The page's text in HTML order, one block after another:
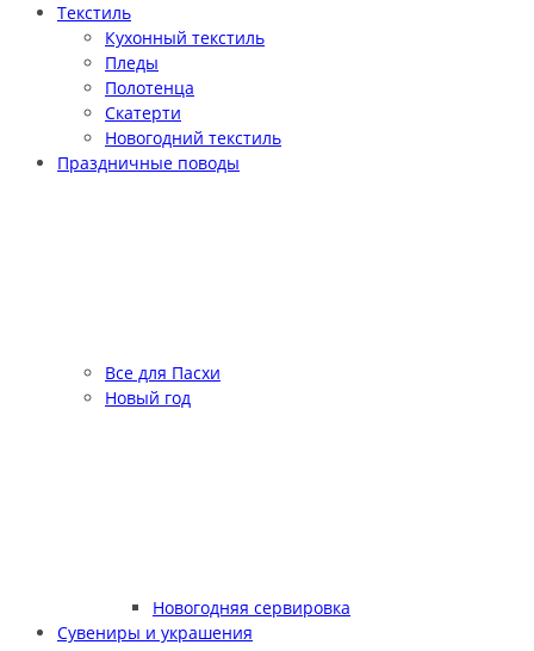
Текстиль
Кухонный текстиль
Пледы
Полотенца
Скатерти
Новогодний текстиль
Праздничные поводы
Все для Пасхи
Новый год
Новогодняя сервировка
Сувениры и украшения